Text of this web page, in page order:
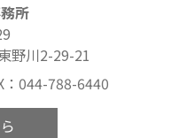
所
野川2-29-21
044-788-6440